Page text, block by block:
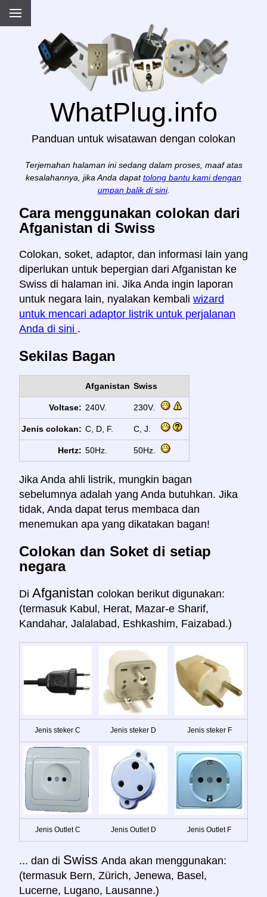
WhatPlug.info
Panduan untuk wisatawan dengan colokan
Terjemahan halaman ini sedang dalam proses, maaf atas
kesalahannya, jika Anda dapat tolong bantu kami dengan
umpan balik di sini.
Cara menggunakan colokan dari
Afganistan di Swiss
Colokan, soket, adaptor, dan informasi lain yang
diperlukan untuk bepergian dari Afganistan ke
Swiss di halaman ini. Jika Anda ingin laporan
untuk negara lain, nyalakan kembali wizard
untuk mencari adaptor listrik untuk perjalanan
Anda di sini .
Sekilas Bagan
Afganistan Swiss
Voltase: 240V. 230V.
Jenis colokan: C, D, F. C, J.
Hertz: 50Hz. 50Hz.
Jika Anda ahli listrik, mungkin bagan
sebelumnya adalah yang Anda butuhkan. Jika
tidak, Anda dapat terus membaca dan
menemukan apa yang dikatakan bagan!
Colokan dan Soket di setiap
negara
Di Afganistan colokan berikut digunakan:
(termasuk Kabul, Herat, Mazar-e Sharif,
Kandahar, Jalalabad, Eshkashim, Faizabad.)
Jenis steker C Jenis steker D Jenis steker F
Jenis Outlet C Jenis Outlet D Jenis Outlet F
... dan di Swiss Anda akan menggunakan:
(termasuk Bern, Zürich, Jenewa, Basel,
Lucerne, Lugano, Lausanne.)